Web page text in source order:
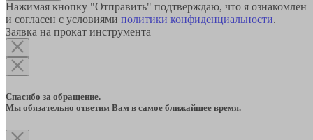
Нажимая кнопку "Отправить" подтверждаю, что я ознакомлен
и согласен с условиями политики конфиденциальности.
Заявка на прокат инструмента
Спасибо за обращение.
Мы обязательно ответим Вам в самое ближайшее время.